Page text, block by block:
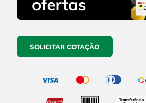
SOLICITAR COTAÇÃO